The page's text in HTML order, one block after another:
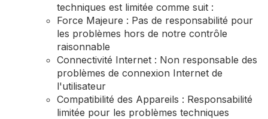
techniques est limitée comme suit :
Force Majeure : Pas de responsabilité pour
les problèmes hors de notre contrôle
raisonnable
Connectivité Internet : Non responsable des
problèmes de connexion Internet de
l'utilisateur
Compatibilité des Appareils : Responsabilité
limitée pour les problèmes techniques